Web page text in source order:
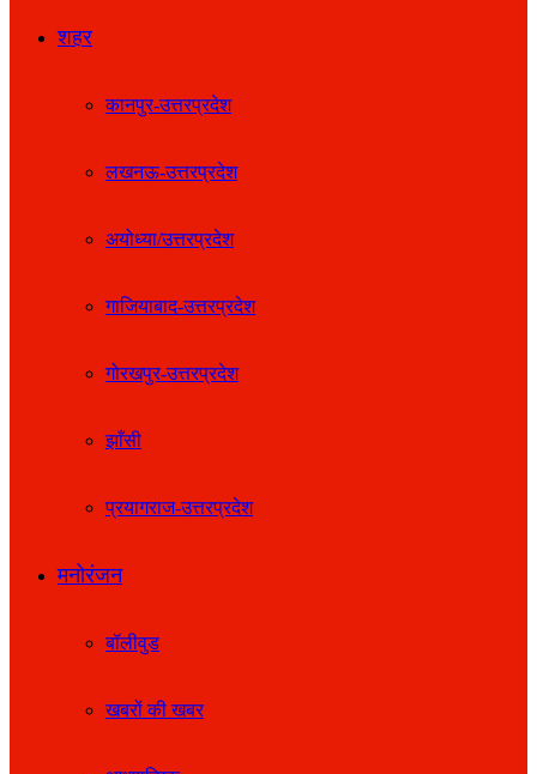
शहर
कानपुर-उत्तरप्रदेश
लखनऊ-उत्तरप्रदेश
अयोध्या/उत्तरप्रदेश
गाजियाबाद-उत्तरप्रदेश
गोरखपुर-उत्तरप्रदेश
झाँसी
प्रयागराज-उत्तरप्रदेश
मनोरंजन
बॉलीवुड
खबरों की खबर